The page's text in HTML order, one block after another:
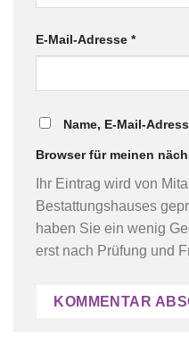
E-Mail-Adresse *
Name, E-Mail-
Browser für meinen
Ihr Eintrag wird von
Bestattungshauses
haben Sie ein wenig
erst nach Prüfung und